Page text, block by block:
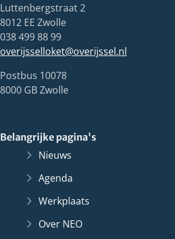
Luttenbergstraat 2
8012 EE Zwolle
038 499 88 99
overijsselloket@overijssel.nl
Postbus 10078
8000 GB Zwolle
Belangrijke pagina's
Nieuws
Agenda
Werkplaats
Over NEO